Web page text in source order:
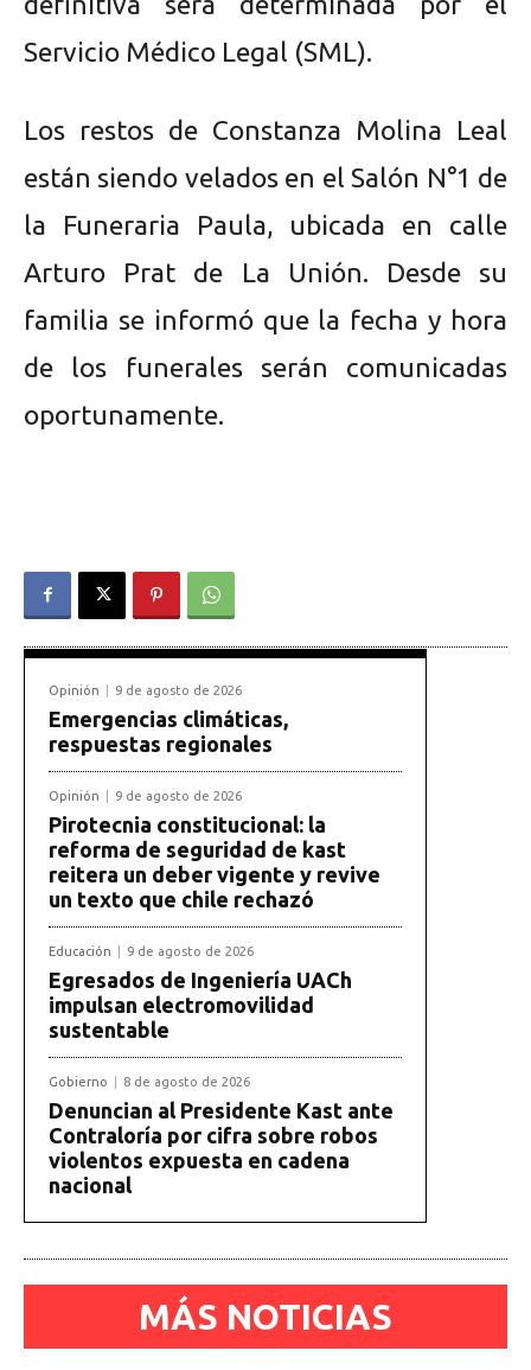
Servicio Médico Legal (SML).
Los restos de Constanza Molina Leal
están siendo velados en el Salón N°1 de
la Funeraria Paula, ubicada en calle
Arturo Prat de La Unión. Desde su
familia se informó que la fecha y hora
de los funerales serán comunicadas
oportunamente.
Opinión 9 de agosto de 2026
Emergencias climáticas,
respuestas regionales
Opinión 9 de agosto de 2026
Pirotecnia constitucional: la
reforma de seguridad de kast
reitera un deber vigente y revive
un texto que chile rechazó
Educación 9 de agosto de 2026
Egresados de Ingeniería UACh
impulsan electromovilidad
sustentable
Gobierno 8 de agosto de 2026
Denuncian al Presidente Kast ante
Contraloría por cifra sobre robos
violentos expuesta en cadena
nacional
MÁS NOTICIAS